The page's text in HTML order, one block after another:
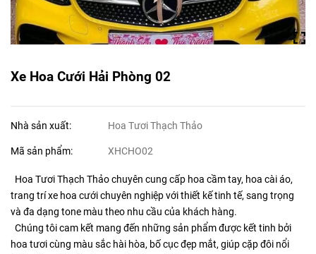
Xe Hoa Cưới Hải Phòng 02
Nhà sản xuất: Hoa Tươi Thạch Thảo
Mã sản phẩm: XHCHO02
Hoa Tươi Thạch Thảo chuyên cung cấp hoa cầm tay, hoa cài áo,
trang trí xe hoa cưới chuyên nghiệp với thiết kế tinh tế, sang trọng
và đa dạng tone màu theo nhu cầu của khách hàng.
Chúng tôi cam kết mang đến những sản phẩm được kết tinh bởi
hoa tươi cùng màu sắc hài hòa, bố cục đẹp mắt, giúp cặp đôi nổi